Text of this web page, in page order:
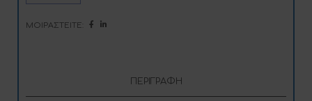
ΜΟΙΡΑΣΤΕΊΤΕ:
ΠΕΡΙΓΡΑΦΉ